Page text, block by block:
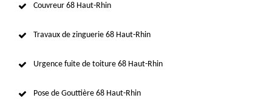
Couvreur 68 Haut-Rhin
Travaux de zinguerie 68 Haut-Rhin
Urgence fuite de toiture 68 Haut-Rhin
Pose de Gouttière 68 Haut-Rhin